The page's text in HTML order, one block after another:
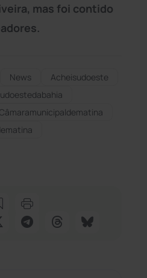
mas foi contido
News
Acheisudoeste
Câmaramunicipaldematina